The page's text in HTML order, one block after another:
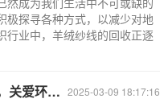
极探寻各种方式，以减少对地
行业中，羊绒纱线的回收正逐
2025-03-09 18:17:16
环境》